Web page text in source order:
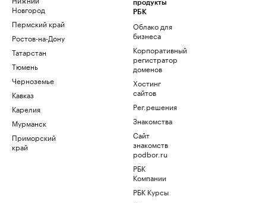
Новгород
Пермский край
Ростов-на-Дону
Татарстан
Тюмень
Черноземье
Кавказ
Карелия
Мурманск
Приморский
край
продукты
РБК
Облако для
бизнеса
Корпоративный
регистратор
доменов
Хостинг
сайтов
Рег.решения
Знакомства
Сайт
знакомств
podbor.ru
РБК
Компании
РБК Курсы